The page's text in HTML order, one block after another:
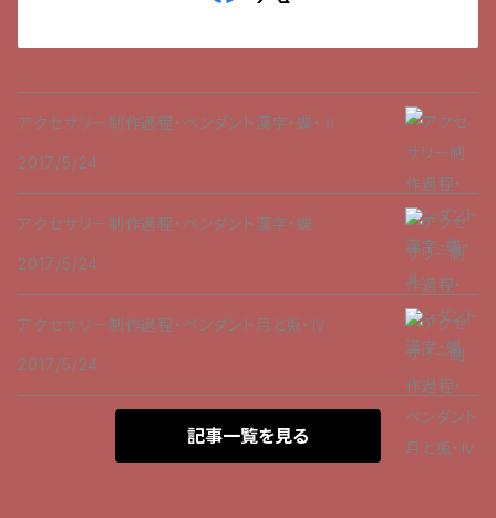
アクセサリー制作過程・ペンダント漢字・蝶・Ⅱ
2017/5/24
アクセサリー制作過程・ペンダント漢字・蝶
2017/5/24
アクセサリー制作過程・ペンダント月と兎・Ⅳ
2017/5/24
記事一覧を見る